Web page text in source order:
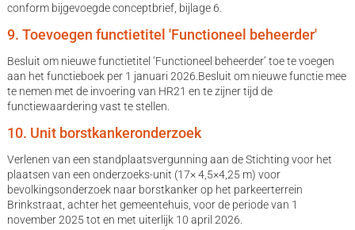
conform bijgevoegde conceptbrief, bijlage 6.
9. Toevoegen functietitel 'Functioneel beheerder'
Besluit om nieuwe functietitel ‘Functioneel beheerder’ toe te voegen
aan het functieboek per 1 januari 2026.Besluit om nieuwe functie mee
te nemen met de invoering van HR21 en te zijner tijd de
functiewaardering vast te stellen.
10. Unit borstkankeronderzoek
Verlenen van een standplaatsvergunning aan de Stichting voor het
plaatsen van een onderzoeks-unit (17× 4,5×4,25 m) voor
bevolkingsonderzoek naar borstkanker op het parkeerterrein
Brinkstraat, achter het gemeentehuis, voor de periode van 1
november 2025 tot en met uiterlijk 10 april 2026.